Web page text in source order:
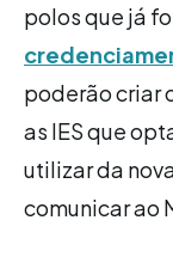
polos que já
poderão criar
as IES que
utilizar da
comunicar ao